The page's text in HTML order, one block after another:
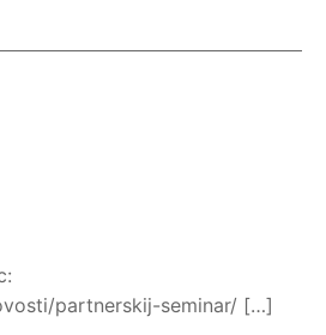
partnerskij-seminar/ […]